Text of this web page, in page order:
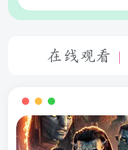
在线观看